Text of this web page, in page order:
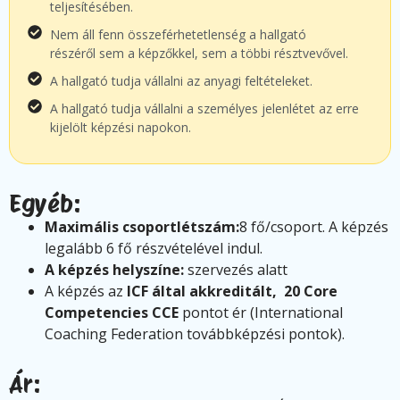
teljesítésében.
Nem áll fenn összeférhetetlenség a hallgató
részéről sem a képzőkkel, sem a többi résztvevővel.
A hallgató tudja vállalni az anyagi feltételeket.
A hallgató tudja vállalni a személyes jelenlétet az erre
kijelölt képzési napokon.
Egyéb:
Maximális csoportlétszám:8 fő/csoport. A képzés
legalább 6 fő részvételével indul.
A képzés helyszíne:szervezés alatt
A képzés az ICF által akkreditált, 20 Core
Competencies CCE pontot ér (International
Coaching Federation továbbképzési pontok).
Ár: